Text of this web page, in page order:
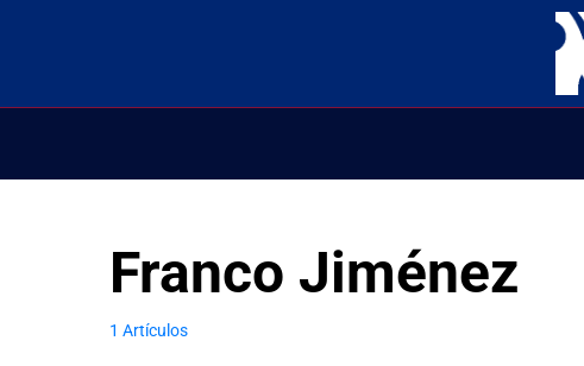
Franco Jiménez
1 Artículos